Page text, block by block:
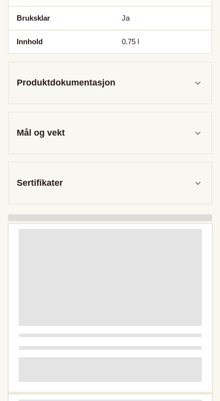
Bruksklar Ja
Innhold 0.75 l
Produktdokumentasjon
Mål og vekt
Sertifikater